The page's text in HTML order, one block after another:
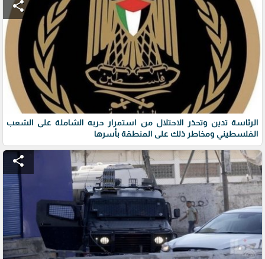
share
الرئاسة تدين وتحذر الاحتلال من استمرار حربه الشاملة على الشعب
الفلسطيني ومخاطر ذلك على المنطقة بأسرها
share